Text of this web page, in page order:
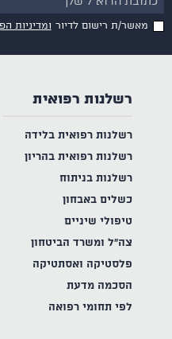
מאשר/ת רישום לדיור ומדיניות
רשלנות רפואית
רשלנות רפואית בלידה
רשלנות רפואית בהריון
רשלנות בניתוח
כשלים באבחון
טיפולי שיניים
צה"ל ומשרד הביטחון
פלסטיקה ואסתטיקה
הסכמה מדעת
לפי תחומי רפואה